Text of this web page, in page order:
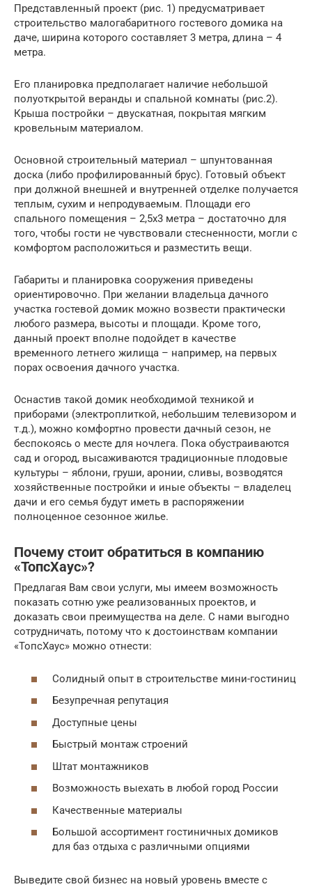
Представленный проект (рис. 1) предусматривает
строительство малогабаритного гостевого домика на
даче, ширина которого составляет 3 метра, длина – 4
метра.
Его планировка предполагает наличие небольшой
полуоткрытой веранды и спальной комнаты (рис.2).
Крыша постройки – двускатная, покрытая мягким
кровельным материалом.
Основной строительный материал – шпунтованная
доска (либо профилированный брус). Готовый объект
при должной внешней и внутренней отделке получается
теплым, сухим и непродуваемым. Площади его
спального помещения – 2,5х3 метра – достаточно для
того, чтобы гости не чувствовали стесненности, могли с
комфортом расположиться и разместить вещи.
Габариты и планировка сооружения приведены
ориентировочно. При желании владельца дачного
участка гостевой домик можно возвести практически
любого размера, высоты и площади. Кроме того,
данный проект вполне подойдет в качестве
временного летнего жилища – например, на первых
порах освоения дачного участка.
Оснастив такой домик необходимой техникой и
приборами (электроплиткой, небольшим телевизором и
т.д.), можно комфортно провести дачный сезон, не
беспокоясь о месте для ночлега. Пока обустраиваются
сад и огород, высаживаются традиционные плодовые
культуры – яблони, груши, аронии, сливы, возводятся
хозяйственные постройки и иные объекты – владелец
дачи и его семья будут иметь в распоряжении
полноценное сезонное жилье.
Почему стоит обратиться в компанию
«ТопсХаус»?
Предлагая Вам свои услуги, мы имеем возможность
показать сотню уже реализованных проектов, и
доказать свои преимущества на деле. С нами выгодно
сотрудничать, потому что к достоинствам компании
«ТопсХаус» можно отнести:
Солидный опыт в строительстве мини-гостиниц
Безупречная репутация
Доступные цены
Быстрый монтаж строений
Штат монтажников
Возможность выехать в любой город России
Качественные материалы
Большой ассортимент гостиничных домиков
для баз отдыха с различными опциями
Выведите свой бизнес на новый уровень вместе с